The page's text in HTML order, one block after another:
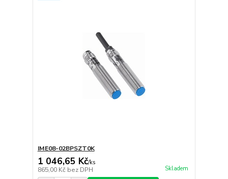
IME08-02BPSZT0K
1 046,65 Kč/ks
865,00 Kč bez DPH Skladem